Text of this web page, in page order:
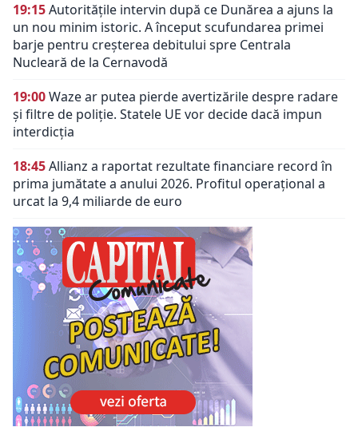
19:15Autoritățile intervin după ce Dunărea a ajuns la
un nou minim istoric. A început scufundarea primei
barje pentru creșterea debitului spre Centrala
Nucleară de la Cernavodă
19:00Waze ar putea pierde avertizările despre radare
și filtre de poliție. Statele UE vor decide dacă impun
interdicția
18:45Allianz a raportat rezultate financiare record în
prima jumătate a anului 2026. Profitul operațional a
urcat la 9,4 miliarde de euro